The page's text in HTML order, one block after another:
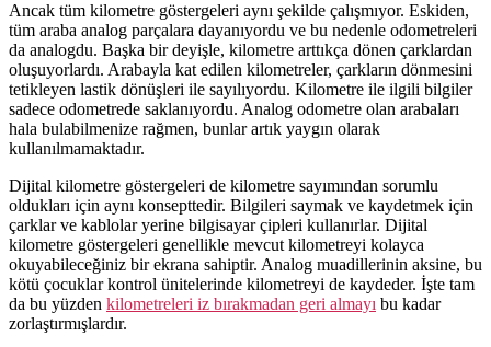
Ancak tüm kilometre göstergeleri aynı şekilde çalışmıyor. Eskiden,
tüm araba analog parçalara dayanıyordu ve bu nedenle odometreleri
da analogdu. Başka bir deyişle, kilometre arttıkça dönen çarklardan
oluşuyorlardı. Arabayla kat edilen kilometreler, çarkların dönmesini
tetikleyen lastik dönüşleri ile sayılıyordu. Kilometre ile ilgili bilgiler
sadece odometrede saklanıyordu. Analog odometre olan arabaları
hala bulabilmenize rağmen, bunlar artık yaygın olarak
kullanılmamaktadır.
Dijital kilometre göstergeleri de kilometre sayımından sorumlu
oldukları için aynı konsepttedir. Bilgileri saymak ve kaydetmek için
çarklar ve kablolar yerine bilgisayar çipleri kullanırlar. Dijital
kilometre göstergeleri genellikle mevcut kilometreyi kolayca
okuyabileceğiniz bir ekrana sahiptir. Analog muadillerinin aksine, bu
kötü çocuklar kontrol ünitelerinde kilometreyi de kaydeder. İşte tam
da bu yüzden kilometreleri iz bırakmadan geri almayı bu kadar
zorlaştırmışlardır.